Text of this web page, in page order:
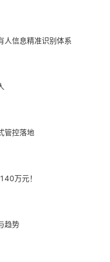
人信息精准识别体系
管控落地
万元！
趋势